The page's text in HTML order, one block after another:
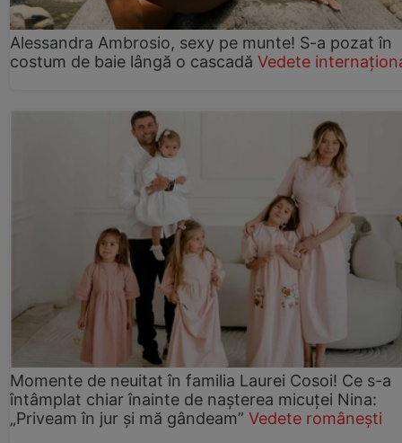
Alessandra Ambrosio, sexy pe munte! S-a pozat în
costum de baie lângă o cascadă Vedete
Momente de neuitat în familia Laurei Cosoi! Ce s-a
întâmplat chiar înainte de nașterea micuței Nina:
„Priveam în jur și mă gândeam” Vedete românești